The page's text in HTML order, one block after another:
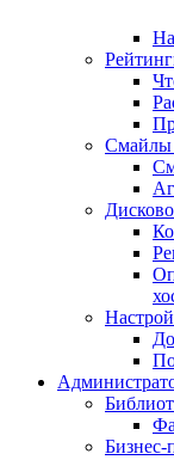
Смайлы
Бизнес-